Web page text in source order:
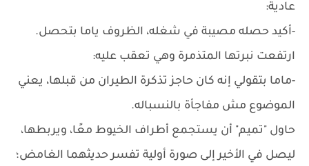
عادية:
-أكيد حصله مصيبة في شغله، الظروف ياما بتحصل.
ارتفعت نبرتها المتذمرة وهي تعقب عليه:
-ماما بتقولي إنه كان حاجز تذكرة الطيران من قبلها، يعني
الموضوع مش مفاجأة بالنسباله.
حاول "تميم" أن يستجمع أطراف الخيوط معًا، ويربطها،
ليصل في الأخير إلى صورة أولية تفسر حديثهما الغامض؛